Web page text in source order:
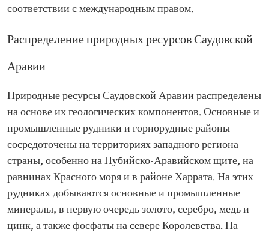
соответствии с международным правом.
Распределение природных ресурсов Саудовской
Аравии
Природные ресурсы Саудовской Аравии распределены
на основе их геологических компонентов. Основные и
промышленные рудники и горнорудные районы
сосредоточены на территориях западного региона
страны, особенно на Нубийско-Аравийском щите, на
равнинах Красного моря и в районе Харрата. На этих
рудниках добываются основные и промышленные
минералы, в первую очередь золото, серебро, медь и
цинк, а также фосфаты на севере Королевства. На